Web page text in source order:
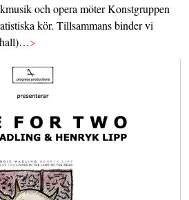
och opera möter Konstgruppen
kör. Tillsammans binder vi
>